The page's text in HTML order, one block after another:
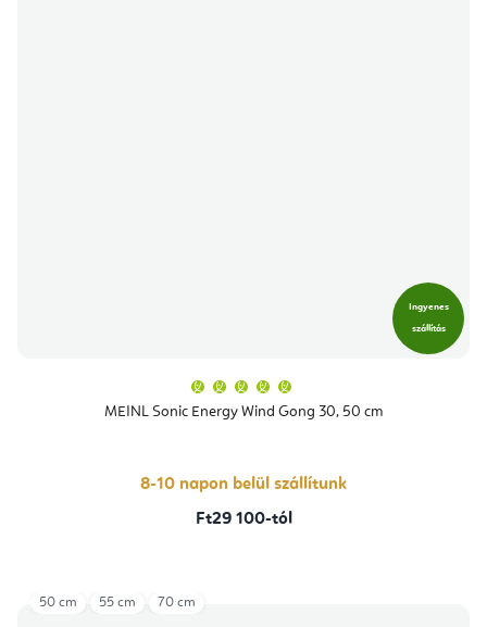
Ingyenes
szállítás
MEINL Sonic Energy Wind Gong 30, 50 cm
átlagos
értékelése
csillag.
8-10 napon belül szállítunk
Ft29 100-tól
50 cm 55 cm 70 cm